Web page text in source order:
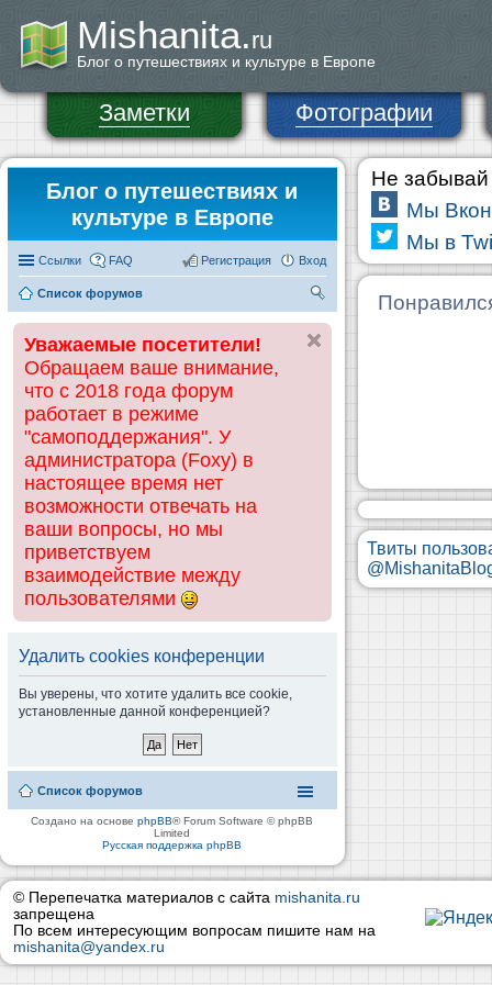
Mishanita.ru
Блог о путешествиях и культуре в Европе
Заметки Фотографии
Блог о путешествиях и
культуре в Европе
Ссылки FAQ Вход
Регистрация
Список форумов
ск
Уважаемые посетители!
Обращаем ваше внимание,
что с 2018 года форум
работает в режиме
"самоподдержания". У
администратора (Foxy) в
настоящее время нет
возможности отвечать на
ваши вопросы, но мы
приветствуем
взаимодействие между
пользователями
Удалить cookies конференции
Вы уверены, что хотите удалить все cookie,
установленные данной конференцией?
Список форумов
Создано на основеphpBB® Forum Software © phpBB
Limited
Русская поддержка phpBB
Не забывай
Мы
Мы в
Твиты
© Перепечатка материалов с сайта mishanita.ru
запрещена
По всем интересующим вопросам пишите нам на
mishanita@yandex.ru